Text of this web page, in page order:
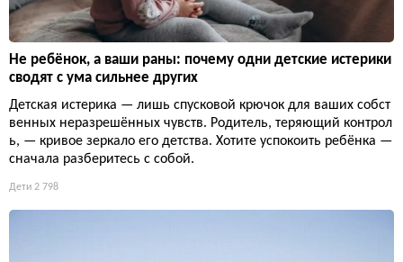
Не ребёнок, а ваши раны: почему одни детские истерики
сводят с ума сильнее других
Детская истерика — лишь спусковой крючок для ваших собст
венных неразрешённых чувств. Родитель, теряющий контрол
ь, — кривое зеркало его детства. Хотите успокоить ребёнка —
сначала разберитесь с собой.
Дети 2 798